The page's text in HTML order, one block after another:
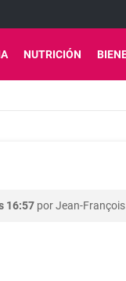
NUTRICIÓN
16:57 porJean-